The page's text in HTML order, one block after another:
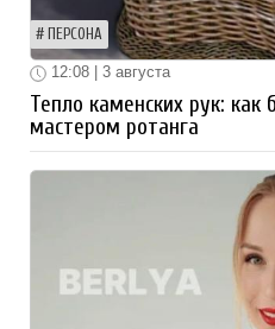
ПЕРСОНА
12:08 | 3 августа
Тепло каменских рук: как
мастером ротанга